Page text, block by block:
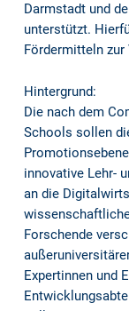
Darmstadt und
unterstützt.
Fördermitteln zur
Hintergrund:
Die nach dem
Schools sollen
innovative Lehr-
an die
Forschende
Expertinnen und